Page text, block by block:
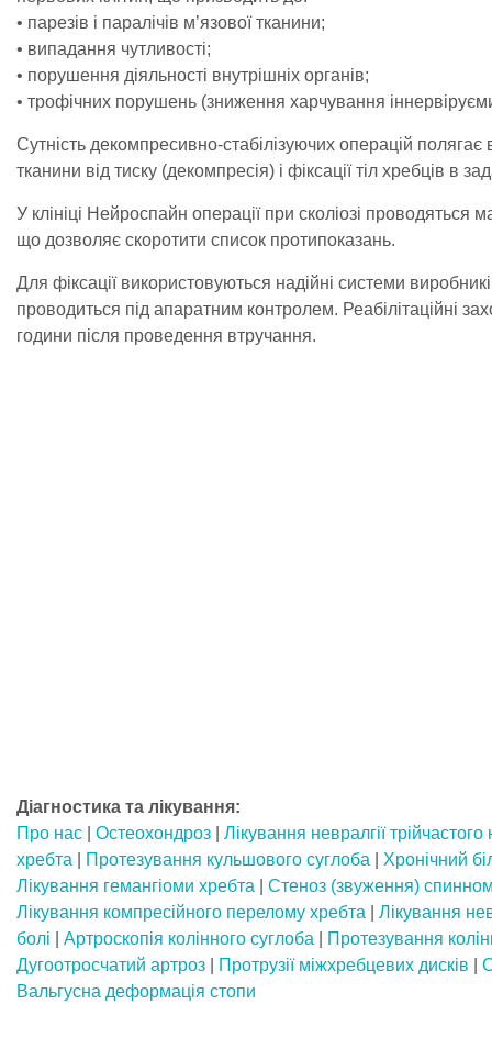
• парезів і паралічів м’язової тканини;
• випадання чутливості;
• порушення діяльності внутрішніх органів;
• трофічних порушень (зниження харчування
Сутність декомпресивно-стабілізуючих операцій полягає
тканини від тиску (декомпресія) і фіксації тіл хребців в
У клініці Нейроспайн операції при сколіозі проводяться
що дозволяє скоротити список протипоказань.
Для фіксації використовуються надійні системи
проводиться під апаратним контролем. Реабілітаційні
години після проведення втручання.
Діагностика та лікування:
Про нас
Остеохондроз
Лікування невралгії
хребта
Протезування кульшового суглоба
Хронічний
Лікування гемангіоми хребта
Стеноз (звуження)
Лікування компресійного перелому хребта
Лікування
болі
Артроскопія колінного суглоба
Протезування
Дугоотросчатий артроз
Протрузії міжхребцевих дисків
Вальгусна деформація стопи